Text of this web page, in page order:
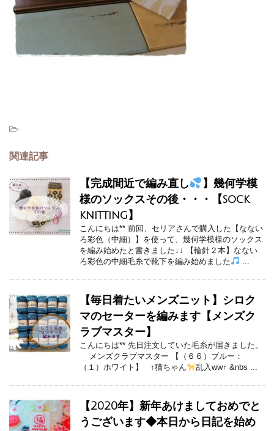
-
関連記事
【完成間近で編み直し
】幾何学模
様のソックスその後・・・【sock
knitting】
こんにちは** 前回、セリアさんで購入した【なない
ろ彩色（中細）】を使って、幾何学模様のソックス
を編み始めたと書きました↓↓ 【輪針２本】なない
ろ彩色の中細毛糸で靴下を編み始めました
...
【毎日着たいメンズニット】シロク
マのセーターを編みます【メンズク
ラブマスター】
こんにちは** 先日注文していた毛糸が届きました。
メンズクラブマスター 【（６６）ブルー：
（１）ホワイト】 ↑猫ちゃん
乱入ww↑ &nbs ...
【2020年】新年あけましておめでと
うございます◆本日から日記を始め